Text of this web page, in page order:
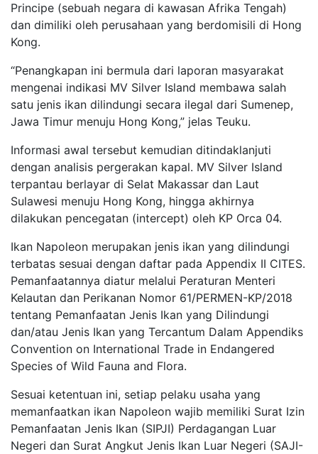
Principe (sebuah negara di kawasan Afrika Tengah)
dan dimiliki oleh perusahaan yang berdomisili di Hong
Kong.
“Penangkapan ini bermula dari laporan masyarakat
mengenai indikasi MV Silver Island membawa salah
satu jenis ikan dilindungi secara ilegal dari Sumenep,
Jawa Timur menuju Hong Kong,” jelas Teuku.
Informasi awal tersebut kemudian ditindaklanjuti
dengan analisis pergerakan kapal. MV Silver Island
terpantau berlayar di Selat Makassar dan Laut
Sulawesi menuju Hong Kong, hingga akhirnya
dilakukan pencegatan (intercept) oleh KP Orca 04.
Ikan Napoleon merupakan jenis ikan yang dilindungi
terbatas sesuai dengan daftar pada Appendix II CITES.
Pemanfaatannya diatur melalui Peraturan Menteri
Kelautan dan Perikanan Nomor 61/PERMEN-KP/2018
tentang Pemanfaatan Jenis Ikan yang Dilindungi
dan/atau Jenis Ikan yang Tercantum Dalam Appendiks
Convention on International Trade in Endangered
Species of Wild Fauna and Flora.
Sesuai ketentuan ini, setiap pelaku usaha yang
memanfaatkan ikan Napoleon wajib memiliki Surat Izin
Pemanfaatan Jenis Ikan (SIPJI) Perdagangan Luar
Negeri dan Surat Angkut Jenis Ikan Luar Negeri (SAJI-